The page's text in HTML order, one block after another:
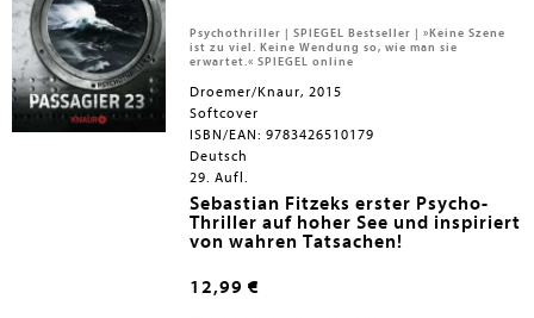
Psychothriller | SPIEGEL Bestseller | »Keine Szene
ist zu viel. Keine Wendung so, wie man sie
erwartet.« SPIEGEL online
Droemer/Knaur, 2015
Softcover
ISBN/EAN: 9783426510179
Deutsch
29. Aufl.
Sebastian Fitzeks erster Psycho-
Thriller auf hoher See und inspiriert
von wahren Tatsachen!
See rund 20 Menschen spurlos von
Kreuzfahrtschiffen. Noch nie kam
12,99 €